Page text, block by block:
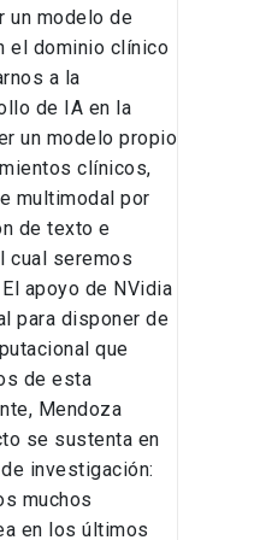
un modelo de
el dominio clínico
a la
de IA en la
un modelo propio
clínicos,
multimodal por
de texto e
cual seremos
apoyo de NVidia
para disponer de
que
de esta
Mendoza
se sustenta en
investigación:
muchos
en los últimos